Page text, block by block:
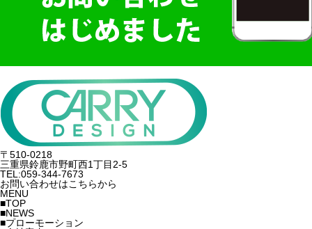
〒510-0218
三重県鈴鹿市野町西1丁目2-5
TEL:059-344-7673
お問い合わせはこちらから
MENU
■TOP
■NEWS
■プローモーション